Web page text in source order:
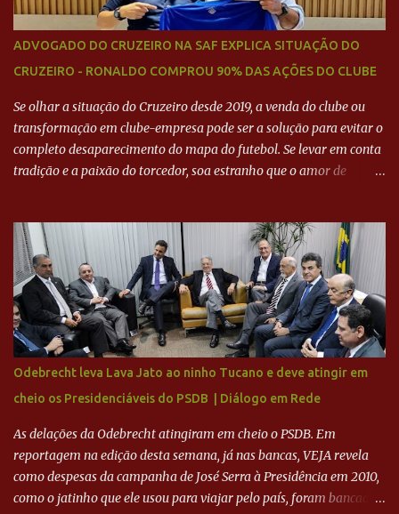
ADVOGADO DO CRUZEIRO NA SAF EXPLICA SITUAÇÃO DO
CRUZEIRO - RONALDO COMPROU 90% DAS AÇÕES DO CLUBE
Se olhar a situação do Cruzeiro desde 2019, a venda do clube ou
transformação em clube-empresa pode ser a solução para evitar o
completo desaparecimento do mapa do futebol. Se levar em conta
tradição e a paixão do torcedor, soa estranho que o amor de
feito imediatamente para pagamento de dívidas emergenciais e
investimentos no departamento de futebol. O projeto apresentado
para a recuperação do Cruzeiro, o aporte financeiro inicial, com
Ronaldo sendo solidário à dívida de R$ 1 bilhão a partir de agora,
mais o peso que o ex-atacante tem no mundo do futebol, além de
sua história na Raposa, pesaram para que um dos mais icônicos
camisas 9 acertasse a compra do clube. Fonte: Itatiaia Fonte:
ADVOGADO DO CRUZEIRO NA SAF EXPLICA SITUAÇÃO DO
CRUZEIRO - RONALDO COMPROU 90% DAS AÇÕES DO CLUBE
Odebrecht leva Lava Jato ao ninho Tucano e deve atingir em
cheio os Presidenciáveis do PSDB | Diálogo em Rede
As delações da Odebrecht atingiram em cheio o PSDB. Em
reportagem na edição desta semana, já nas bancas, VEJA revela
como despesas da campanha de José Serra à Presidência em 2010,
como o jatinho que ele usou para viajar pelo país, foram bancadas